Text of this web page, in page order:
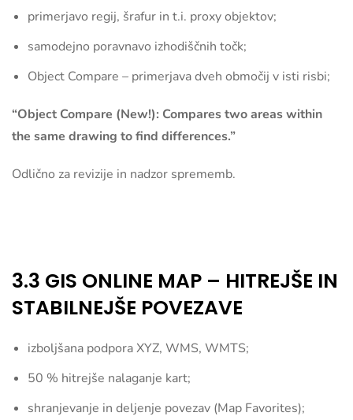
primerjavo regij, šrafur in t.i. proxy objektov;
samodejno poravnavo izhodiščnih točk;
Object Compare – primerjava dveh območij v isti risbi;
“Object Compare (New!): Compares two areas within
the same drawing to find differences.”
Odlično za revizije in nadzor sprememb.
3.3 GIS ONLINE MAP – HITREJŠE IN
STABILNEJŠE POVEZAVE
izboljšana podpora XYZ, WMS, WMTS;
50 % hitrejše nalaganje kart;
shranjevanje in deljenje povezav (Map Favorites);